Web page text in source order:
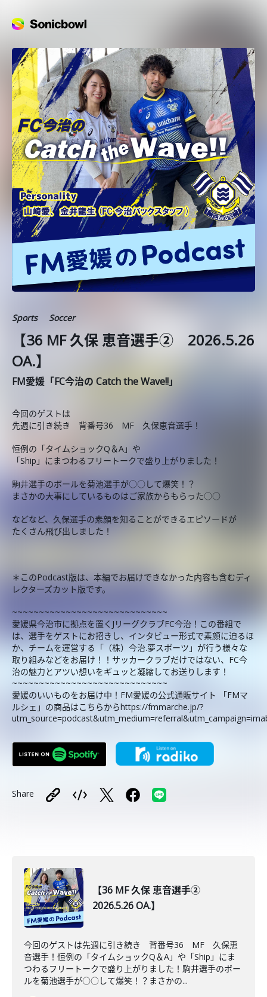
Sports Soccer
【36 MF 久保 恵音選手② 2026.5.26
OA.】
FM愛媛「FC今治の Catch the Wave!!」
今回のゲストは
先週に引き続き 背番号36 MF 久保恵音選手！
恒例の「タイムショックQ＆A」や
「Ship」にまつわるフリートークで盛り上がりました！
駒井選手のボールを菊池選手が○○して爆笑！？
まさかの大事にしているものはご家族からもらった○○
などなど、久保選手の素顔を知ることができるエピソードが
たくさん飛び出しました！
＊このPodcast版は、本編でお届けできなかった内容も含むディ
レクターズカット版です。
~~~~~~~~~~~~~~~~~~~~~~~~~~~~~
愛媛県今治市に拠点を置くJリーグクラブFC今治！この番組で
は、選手をゲストにお招きし、インタビュー形式で素顔に迫るほ
か、チームを運営する「（株）今治.夢スポーツ」が行う様々な
取り組みなどをお届け！！サッカークラブだけではない、FC今
治の魅力とアツい想いをギュッと凝縮してお送りします！
~~~~~~~~~~~~~~~~~~~~~~~~~~~~~
愛媛のいいものをお届け中！FM愛媛の公式通販サイト 「FMマ
ルシェ」の商品はこちらからhttps://fmmarche.jp/?
Share
【36 MF 久保 恵音選手②
2026.5.26 OA.】
今回のゲストは先週に引き続き 背番号36 MF 久保恵
音選手！恒例の「タイムショックQ＆A」や「Ship」にま
つわるフリートークで盛り上がりました！駒井選手のボー
ルを菊池選手が○○して爆笑！？まさかの...